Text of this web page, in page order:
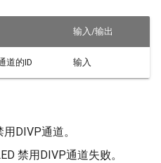
输入/输出
道的ID 输入
DIVP通道。
禁用DIVP通道失败。